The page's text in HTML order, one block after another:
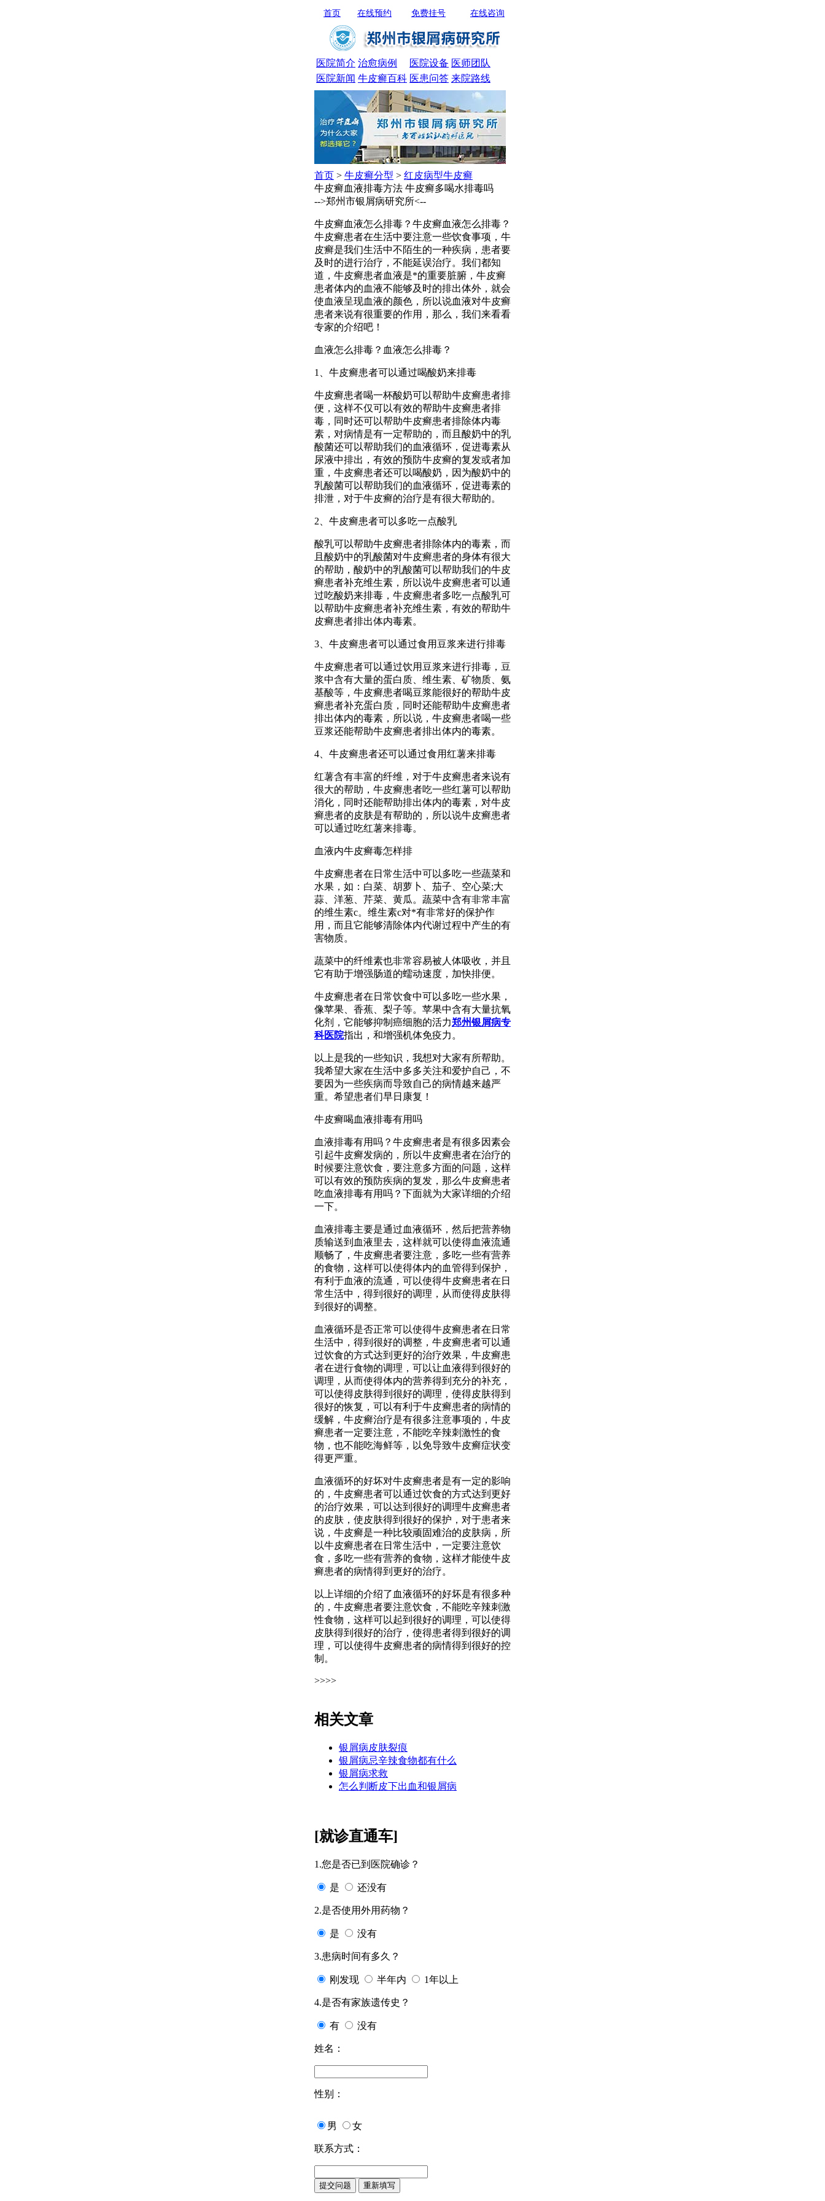
首页 在线咨询
免费挂号
在线预约
医院简介 治愈病例 医院设备 医师团队
医院新闻 牛皮癣百科 医患问答 来院路线
首页 > 牛皮癣分型 > 红皮病型牛皮癣
牛皮癣血液排毒方法 牛皮癣多喝水排毒吗
-->郑州市银屑病研究所<--
牛皮癣血液怎么排毒？牛皮癣血液怎么排毒？
牛皮癣患者在生活中要注意一些饮食事项，牛
皮癣是我们生活中不陌生的一种疾病，患者要
及时的进行治疗，不能延误治疗。我们都知
道，牛皮癣患者血液是*的重要脏腑，牛皮癣
患者体内的血液不能够及时的排出体外，就会
使血液呈现血液的颜色，所以说血液对牛皮癣
患者来说有很重要的作用，那么，我们来看看
专家的介绍吧！
血液怎么排毒？血液怎么排毒？
1、牛皮癣患者可以通过喝酸奶来排毒
牛皮癣患者喝一杯酸奶可以帮助牛皮癣患者排
便，这样不仅可以有效的帮助牛皮癣患者排
毒，同时还可以帮助牛皮癣患者排除体内毒
素，对病情是有一定帮助的，而且酸奶中的乳
酸菌还可以帮助我们的血液循环，促进毒素从
尿液中排出，有效的预防牛皮癣的复发或者加
重，牛皮癣患者还可以喝酸奶，因为酸奶中的
乳酸菌可以帮助我们的血液循环，促进毒素的
排泄，对于牛皮癣的治疗是有很大帮助的。
2、牛皮癣患者可以多吃一点酸乳
酸乳可以帮助牛皮癣患者排除体内的毒素，而
且酸奶中的乳酸菌对牛皮癣患者的身体有很大
的帮助，酸奶中的乳酸菌可以帮助我们的牛皮
癣患者补充维生素，所以说牛皮癣患者可以通
过吃酸奶来排毒，牛皮癣患者多吃一点酸乳可
以帮助牛皮癣患者补充维生素，有效的帮助牛
皮癣患者排出体内毒素。
3、牛皮癣患者可以通过食用豆浆来进行排毒
牛皮癣患者可以通过饮用豆浆来进行排毒，豆
浆中含有大量的蛋白质、维生素、矿物质、氨
基酸等，牛皮癣患者喝豆浆能很好的帮助牛皮
癣患者补充蛋白质，同时还能帮助牛皮癣患者
排出体内的毒素，所以说，牛皮癣患者喝一些
豆浆还能帮助牛皮癣患者排出体内的毒素。
4、牛皮癣患者还可以通过食用红薯来排毒
红薯含有丰富的纤维，对于牛皮癣患者来说有
很大的帮助，牛皮癣患者吃一些红薯可以帮助
消化，同时还能帮助排出体内的毒素，对牛皮
癣患者的皮肤是有帮助的，所以说牛皮癣患者
可以通过吃红薯来排毒。
血液内牛皮癣毒怎样排
牛皮癣患者在日常生活中可以多吃一些蔬菜和
水果，如：白菜、胡萝卜、茄子、空心菜;大
蒜、洋葱、芹菜、黄瓜。蔬菜中含有非常丰富
的维生素c。维生素c对*有非常好的保护作
用，而且它能够清除体内代谢过程中产生的有
害物质。
蔬菜中的纤维素也非常容易被人体吸收，并且
它有助于增强肠道的蠕动速度，加快排便。
牛皮癣患者在日常饮食中可以多吃一些水果，
像苹果、香蕉、梨子等。苹果中含有大量抗氧
化剂，它能够抑制癌细胞的活力郑州银屑病专
科医院指出，和增强机体免疫力。
以上是我的一些知识，我想对大家有所帮助。
我希望大家在生活中多多关注和爱护自己，不
要因为一些疾病而导致自己的病情越来越严
重。希望患者们早日康复！
牛皮癣喝血液排毒有用吗
血液排毒有用吗？牛皮癣患者是有很多因素会
引起牛皮癣发病的，所以牛皮癣患者在治疗的
时候要注意饮食，要注意多方面的问题，这样
可以有效的预防疾病的复发，那么牛皮癣患者
吃血液排毒有用吗？下面就为大家详细的介绍
一下。
血液排毒主要是通过血液循环，然后把营养物
质输送到血液里去，这样就可以使得血液流通
顺畅了，牛皮癣患者要注意，多吃一些有营养
的食物，这样可以使得体内的血管得到保护，
有利于血液的流通，可以使得牛皮癣患者在日
常生活中，得到很好的调理，从而使得皮肤得
到很好的调整。
血液循环是否正常可以使得牛皮癣患者在日常
生活中，得到很好的调整，牛皮癣患者可以通
过饮食的方式达到更好的治疗效果，牛皮癣患
者在进行食物的调理，可以让血液得到很好的
调理，从而使得体内的营养得到充分的补充，
可以使得皮肤得到很好的调理，使得皮肤得到
很好的恢复，可以有利于牛皮癣患者的病情的
缓解，牛皮癣治疗是有很多注意事项的，牛皮
癣患者一定要注意，不能吃辛辣刺激性的食
物，也不能吃海鲜等，以免导致牛皮癣症状变
得更严重。
血液循环的好坏对牛皮癣患者是有一定的影响
的，牛皮癣患者可以通过饮食的方式达到更好
的治疗效果，可以达到很好的调理牛皮癣患者
的皮肤，使皮肤得到很好的保护，对于患者来
说，牛皮癣是一种比较顽固难治的皮肤病，所
以牛皮癣患者在日常生活中，一定要注意饮
食，多吃一些有营养的食物，这样才能使牛皮
癣患者的病情得到更好的治疗。
以上详细的介绍了血液循环的好坏是有很多种
的，牛皮癣患者要注意饮食，不能吃辛辣刺激
性食物，这样可以起到很好的调理，可以使得
皮肤得到很好的治疗，使得患者得到很好的调
理，可以使得牛皮癣患者的病情得到很好的控
制。
>>>>
相关文章
银屑病皮肤裂痕
银屑病忌辛辣食物都有什么
银屑病求救
怎么判断皮下出血和银屑病
[就诊直通车]
1.您是否已到医院确诊？
是 还没有
2.是否使用外用药物？
是 没有
3.患病时间有多久？
刚发现 半年内 1年以上
4.是否有家族遗传史？
有 没有
姓名：
性别：
男 女
联系方式：